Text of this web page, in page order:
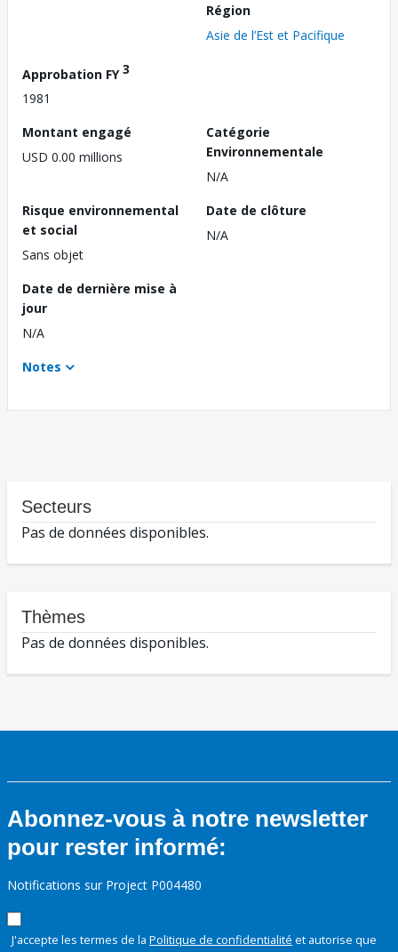
Région
Asie de l’Est et Pacifique
Approbation FY3
1981
Montant engagé
USD 0.00 millions
Catégorie
Environnementale
N/A
Risque environnemental
et social
Sans objet
Date de clôture
N/A
Date de dernière mise à
jour
N/A
Notes
Secteurs
Pas de données disponibles.
Thèmes
Pas de données disponibles.
Abonnez-vous à notre newsletter
pour rester informé:
Notifications sur Project P004480
J'accepte les termes de la Politique de confidentialité et autorise que